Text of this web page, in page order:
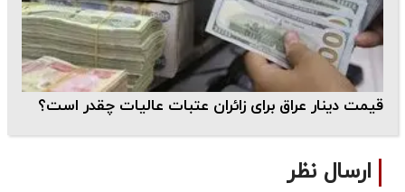
قیمت دینار عراق برای زائران عتبات عالیات چقدر است؟
ارسال نظر